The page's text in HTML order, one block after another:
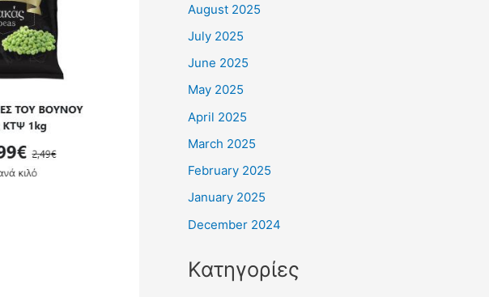
August 2025
July 2025
June 2025
May 2025
April 2025
March 2025
February 2025
January 2025
December 2024
Κατηγορίες